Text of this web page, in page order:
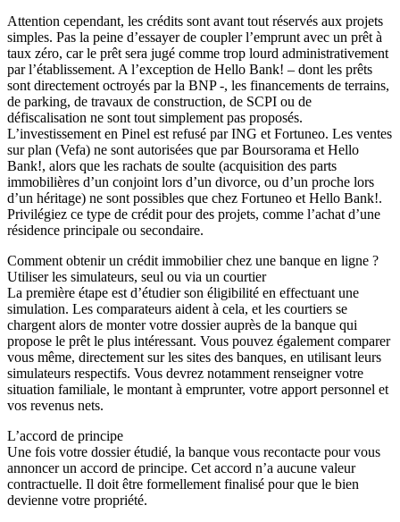
Attention cependant, les crédits sont avant tout réservés aux projets
simples. Pas la peine d’essayer de coupler l’emprunt avec un prêt à
taux zéro, car le prêt sera jugé comme trop lourd administrativement
par l’établissement. A l’exception de Hello Bank! – dont les prêts
sont directement octroyés par la BNP -, les financements de terrains,
de parking, de travaux de construction, de SCPI ou de
défiscalisation ne sont tout simplement pas proposés.
L’investissement en Pinel est refusé par ING et Fortuneo. Les ventes
sur plan (Vefa) ne sont autorisées que par Boursorama et Hello
Bank!, alors que les rachats de soulte (acquisition des parts
immobilières d’un conjoint lors d’un divorce, ou d’un proche lors
d’un héritage) ne sont possibles que chez Fortuneo et Hello Bank!.
Privilégiez ce type de crédit pour des projets, comme l’achat d’une
résidence principale ou secondaire.
Comment obtenir un crédit immobilier chez une banque en ligne ?
Utiliser les simulateurs, seul ou via un courtier
La première étape est d’étudier son éligibilité en effectuant une
simulation. Les comparateurs aident à cela, et les courtiers se
chargent alors de monter votre dossier auprès de la banque qui
propose le prêt le plus intéressant. Vous pouvez également comparer
vous même, directement sur les sites des banques, en utilisant leurs
simulateurs respectifs. Vous devrez notamment renseigner votre
situation familiale, le montant à emprunter, votre apport personnel et
vos revenus nets.
L’accord de principe
Une fois votre dossier étudié, la banque vous recontacte pour vous
annoncer un accord de principe. Cet accord n’a aucune valeur
contractuelle. Il doit être formellement finalisé pour que le bien
devienne votre propriété.